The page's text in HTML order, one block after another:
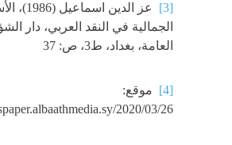
[3]
عز الدين
الجمالية في النقد العربي، دار
العامة، بغداد، ط3، ص: 37
[4]
موقع:
2020/03/26